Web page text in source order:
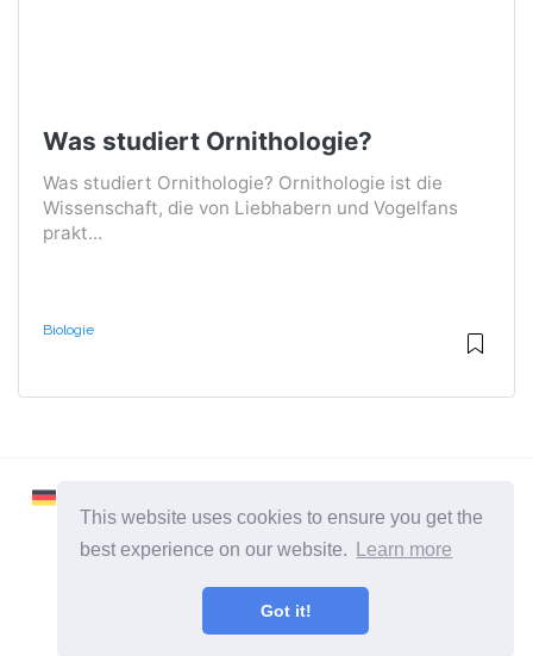
This website uses cookies to ensure you get the
best experience on our website.
Learn more
Got it!
Was studiert Ornithologie?
Was studiert Ornithologie? Ornithologie ist die
Wissenschaft, die von Liebhabern und Vogelfans
prakt...
Biologie
2026 ©Learnaboutworld
Alle Kategorien